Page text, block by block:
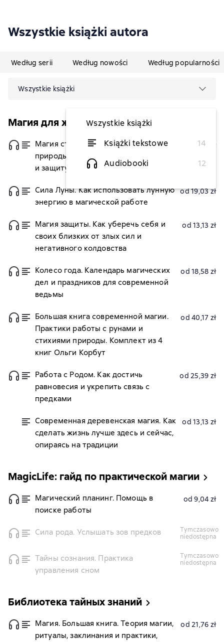
Wszystkie książki autora
Według serii Według nowości Według popularności
Wszystkie książki
Wszystkie książki
Książki tekstowe
14
Audiobooki
12
Магия для жизни
Магия стихий. Как использовать силы
природы, чтобы получить поддержку
и защиту
od 13,13 zł
Сила Луны. Как использовать лунную
энергию в магической работе
od 19,03 zł
Магия защиты. Как уберечь себя и
своих близких от злых сил и
негативного колдовства
od 13,13 zł
Колесо года. Календарь магических
дел и праздников для современной
ведьмы
od 18,58 zł
Большая книга современной магии.
Практики работы с рунами и
стихиями природы. Комплект из 4
книг Ольги Корбут
od 40,17 zł
Работа с Родом. Как достичь
равновесия и укрепить связь с
предками
od 25,39 zł
Современная деревенская магия. Как
сделать жизнь лучше здесь и сейчас,
опираясь на традиции
od 13,13 zł
MagicLife: гайд по практической магии
Магический планинг. Помощь в
поиске работы
od 9,04 zł
Сила рода. Услышать зов предков
tymczasowo
niedostępna
Тайны сознания. Практика
управления сном
tymczasowo
niedostępna
Библиотека тайных знаний
Магия. Большая книга. Теория магии,
ритуалы, заклинания и практики,
od 21,76 zł